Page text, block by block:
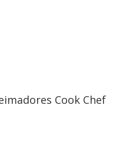
Cook Chef